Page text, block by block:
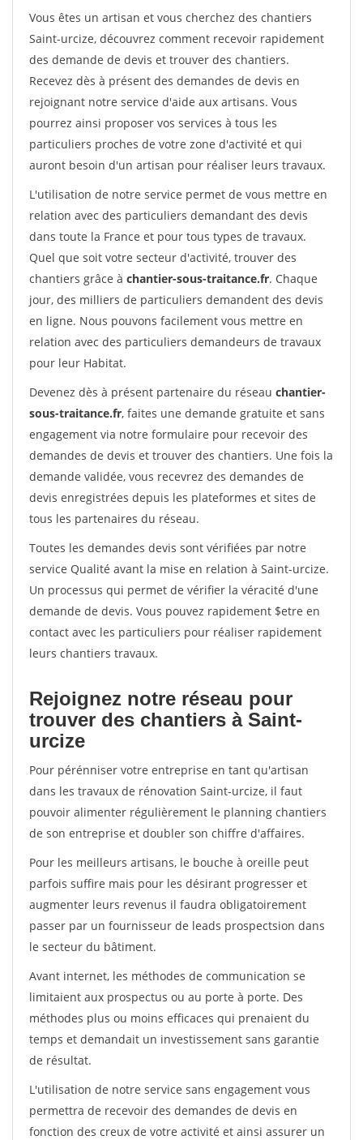
Vous êtes un artisan et vous cherchez des chantiers
Saint-urcize, découvrez comment recevoir rapidement
des demande de devis et trouver des chantiers.
Recevez dès à présent des demandes de devis en
rejoignant notre service d'aide aux artisans. Vous
pourrez ainsi proposer vos services à tous les
particuliers proches de votre zone d'activité et qui
auront besoin d'un artisan pour réaliser leurs travaux.
L'utilisation de notre service permet de vous mettre en
relation avec des particuliers demandant des devis
dans toute la France et pour tous types de travaux.
Quel que soit votre secteur d'activité, trouver des
chantiers grâce à chantier-sous-traitance.fr. Chaque
jour, des milliers de particuliers demandent des devis
en ligne. Nous pouvons facilement vous mettre en
relation avec des particuliers demandeurs de travaux
pour leur Habitat.
Devenez dès à présent partenaire du réseau chantier-
sous-traitance.fr, faites une demande gratuite et sans
engagement via notre formulaire pour recevoir des
demandes de devis et trouver des chantiers. Une fois la
demande validée, vous recevrez des demandes de
devis enregistrées depuis les plateformes et sites de
tous les partenaires du réseau.
Toutes les demandes devis sont vérifiées par notre
service Qualité avant la mise en relation à Saint-urcize.
Un processus qui permet de vérifier la véracité d'une
demande de devis. Vous pouvez rapidement $etre en
contact avec les particuliers pour réaliser rapidement
leurs chantiers travaux.
Rejoignez notre réseau pour
trouver des chantiers à Saint-
urcize
Pour pérénniser votre entreprise en tant qu'artisan
dans les travaux de rénovation Saint-urcize, il faut
pouvoir alimenter régulièrement le planning chantiers
de son entreprise et doubler son chiffre d'affaires.
Pour les meilleurs artisans, le bouche à oreille peut
parfois suffire mais pour les désirant progresser et
augmenter leurs revenus il faudra obligatoirement
passer par un fournisseur de leads prospectsion dans
le secteur du bâtiment.
Avant internet, les méthodes de communication se
limitaient aux prospectus ou au porte à porte. Des
méthodes plus ou moins efficaces qui prenaient du
temps et demandait un investissement sans garantie
de résultat.
L'utilisation de notre service sans engagement vous
permettra de recevoir des demandes de devis en
fonction des creux de votre activité et ainsi assurer un